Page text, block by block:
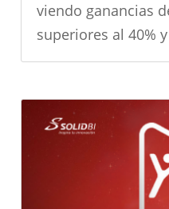
viendo ganancias
superiores al 40%